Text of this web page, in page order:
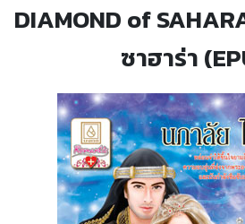
DIAMOND of
ซาฮาร่า